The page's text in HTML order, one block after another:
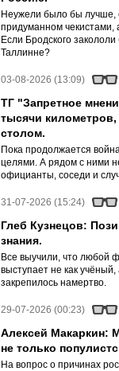
Неужели было бы лучше,
придуманном чекистами,
Если Бродского
Таллинне?
03-08-2026 (13:09)
ТГ "Запретное
тысячи километров,
столом.
Пока продолжается
целями. А рядом с ними
официанты, соседи и
31-07-2026 (15:24)
Глеб Кузнецов:
знания.
Все выучили, что любой
выступает не как
закрепилось намертво.
29-07-2026 (00:23)
Алексей Макаркин:
не только
На вопрос о причинах